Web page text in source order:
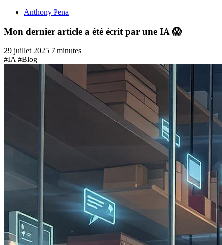
Anthony Pena
Mon dernier article a été écrit par une IA 😱
29 juillet 2025 7 minutes
#IA #Blog